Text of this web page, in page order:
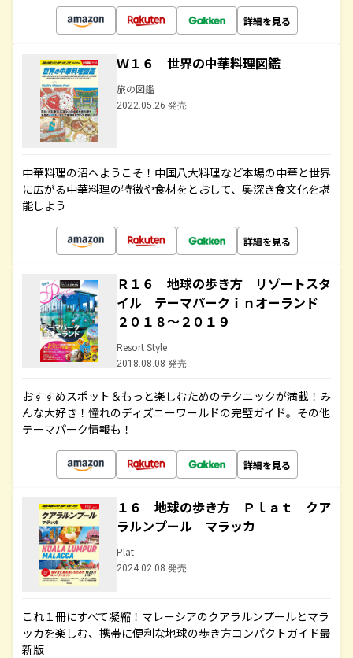
詳細を見る
Ｗ１６ 世界の中華料理図鑑
旅の図鑑
2022.05.26 発売
中華料理の沼へようこそ！中国八大料理など本場の中華と世界
に広がる中華料理の特徴や食材をとおして、奥深き食文化を堪
能しよう
詳細を見る
Ｒ１６ 地球の歩き方 リゾートスタ
イル テーマパークｉｎオーランド
２０１８～２０１９
Resort Style
2018.08.08 発売
おすすめスポット＆もっと楽しむためのテクニックが満載！み
んな大好き！憧れのディズニーワールドの完璧ガイド。その他
テーマパーク情報も！
詳細を見る
１６ 地球の歩き方 Ｐｌａｔ クア
ラルンプール マラッカ
Plat
2024.02.08 発売
これ１冊にすべて凝縮！マレーシアのクアラルンプールとマラ
ッカを楽しむ、携帯に便利な地球の歩き方コンパクトガイド最
新版